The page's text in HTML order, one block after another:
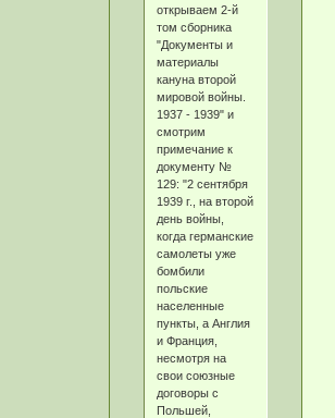
открываем 2-й
том сборника
"Документы и
материалы
кануна второй
мировой войны.
1937 - 1939" и
смотрим
примечание к
документу №
129: "2 сентября
1939 г., на второй
день войны,
когда германские
самолеты уже
бомбили
польские
населенные
пункты, а Англия
и Франция,
несмотря на
свои союзные
договоры с
Польшей,